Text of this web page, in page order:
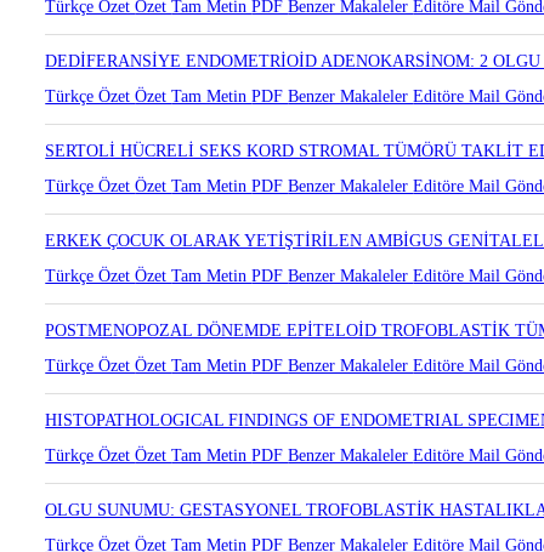
UTERİN SERVİKSTE BLUE NEVÜS OLGUSU
Türkçe ÖzetÖzetTam MetinPDFBenzer MakalelerEditöre Mail
DEDİFERANSİYE ENDOMETRİOİD ADENOKARSİNOM: 2
Türkçe ÖzetÖzetTam MetinPDFBenzer MakalelerEditöre Mail
SERTOLİ HÜCRELİ SEKS KORD STROMAL TÜMÖRÜ TAKLİT
Türkçe ÖzetÖzetTam MetinPDFBenzer MakalelerEditöre Mail
ERKEK ÇOCUK OLARAK YETİŞTİRİLEN AMBİGUS
Türkçe ÖzetÖzetTam MetinPDFBenzer MakalelerEditöre Mail
POSTMENOPOZAL DÖNEMDE EPİTELOİD TROFOBLASTİK
Türkçe ÖzetÖzetTam MetinPDFBenzer MakalelerEditöre Mail
HISTOPATHOLOGICAL FINDINGS OF ENDOMETRIAL
Türkçe ÖzetÖzetTam MetinPDFBenzer MakalelerEditöre Mail